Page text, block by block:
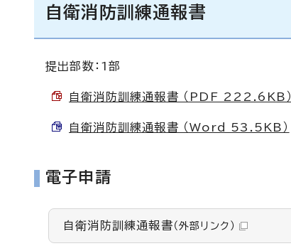
自衛消防訓練通報書
提出部数：1部
自衛消防訓練通報書 （PDF 222.6KB）
自衛消防訓練通報書 （Word 53.5KB）
電子申請
自衛消防訓練通報書 （外部リンク）